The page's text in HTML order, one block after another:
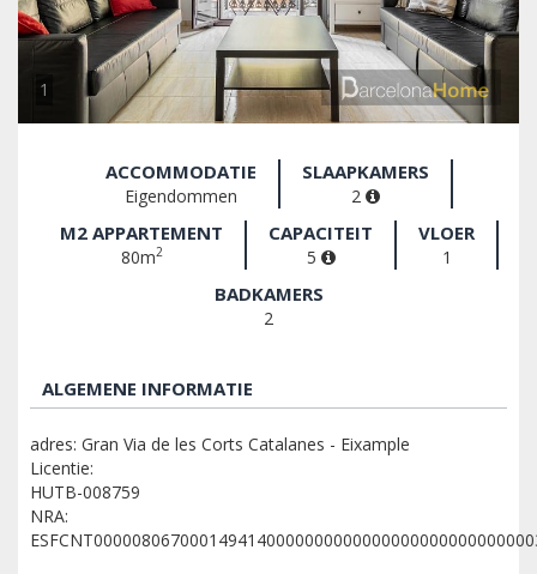
1
ACCOMMODATIE
Eigendommen
SLAAPKAMERS
2
M2 APPARTEMENT
80m2
CAPACITEIT
5
VLOER
1
BADKAMERS
2
ALGEMENE INFORMATIE
adres: Gran Via de les Corts Catalanes - Eixample
Licentie:
HUTB-008759
NRA: